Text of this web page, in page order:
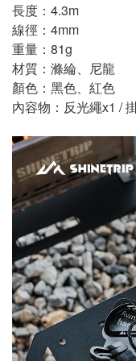
長度：4.3m
線徑：4mm
重量：81g
材質：滌綸、尼龍
顏色：黑色、紅色
內容物：反光繩x1 /